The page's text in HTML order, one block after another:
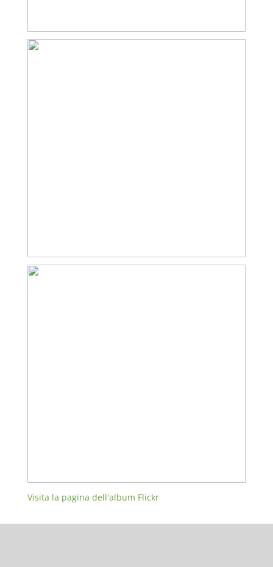
Visita la pagina dell'album Flickr